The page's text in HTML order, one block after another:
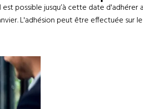
possible jusqu’à cette date d'adhérer
L'adhésion peut être effectuée sur